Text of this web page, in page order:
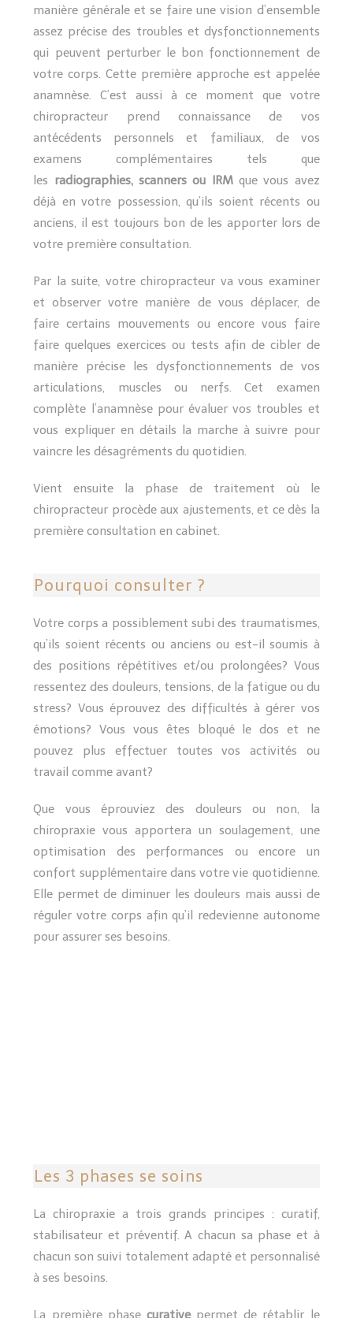
manière générale et se faire une vision d’ensemble
assez précise des troubles et dysfonctionnements
qui peuvent perturber le bon fonctionnement de
votre corps. Cette première approche est appelée
anamnèse. C’est aussi à ce moment que votre
chiropracteur prend connaissance de vos
antécédents personnels et familiaux, de vos
examens complémentaires tels que
les radiographies, scanners ou IRMque vous avez
déjà en votre possession, qu’ils soient récents ou
anciens, il est toujours bon de les apporter lors de
votre première consultation.
Par la suite, votre chiropracteur va vous examiner
et observer votre manière de vous déplacer, de
faire certains mouvements ou encore vous faire
faire quelques exercices ou tests afin de cibler de
manière précise les dysfonctionnements de vos
articulations, muscles ou nerfs. Cet examen
complète l’anamnèse pour évaluer vos troubles et
vous expliquer en détails la marche à suivre pour
vaincre les désagréments du quotidien.
Vient ensuite la phase de traitement où le
chiropracteur procède aux ajustements, et ce dès la
première consultation en cabinet.
Pourquoi consulter ?
Votre corps a possiblement subi des traumatismes,
qu’ils soient récents ou anciens ou est-il soumis à
des positions répétitives et/ou prolongées? Vous
ressentez des douleurs, tensions, de la fatigue ou du
stress? Vous éprouvez des difficultés à gérer vos
émotions? Vous vous êtes bloqué le dos et ne
pouvez plus effectuer toutes vos activités ou
travail comme avant?
Que vous éprouviez des douleurs ou non, la
chiropraxie vous apportera un soulagement, une
optimisation des performances ou encore un
confort supplémentaire dans votre vie quotidienne.
Elle permet de diminuer les douleurs mais aussi de
réguler votre corps afin qu’il redevienne autonome
pour assurer ses besoins.
Les 3 phases se soins
La chiropraxie a trois grands principes : curatif,
stabilisateur et préventif. A chacun sa phase et à
chacun son suivi totalement adapté et personnalisé
à ses besoins.
La première phase curativepermet de rétablir le